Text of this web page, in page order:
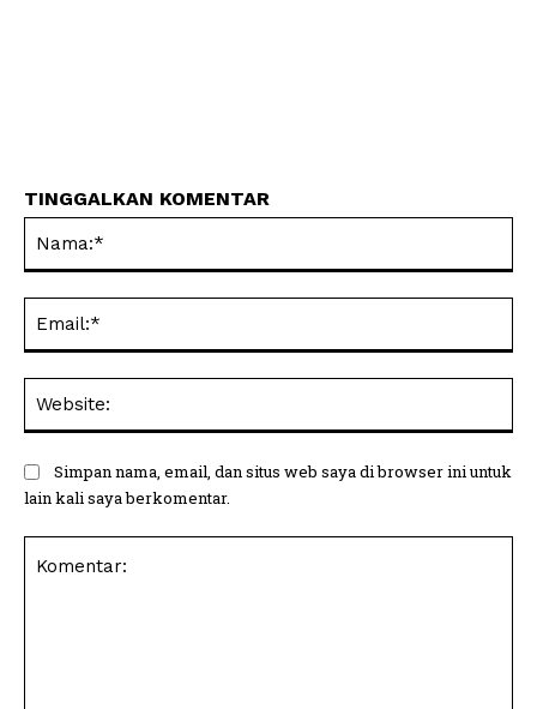
TINGGALKAN KOMENTAR
Simpan nama, email, dan situs web saya di browser ini untuk
lain kali saya berkomentar.